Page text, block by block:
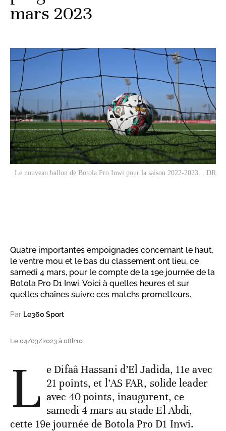
mars 2023
Le nouveau ballon de Botola Pro Inwi pour la saison 2022-2023. . DR
Quatre importantes empoignades concernant le haut,
le ventre mou et le bas du classement ont lieu, ce
samedi 4 mars, pour le compte de la 19e journée de la
Botola Pro D1 Inwi. Voici à quelles heures et sur
quelles chaînes suivre ces matchs prometteurs.
Par Le360 Sport
Le 04/03/2023 à 08h10
L e Difaâ Hassani d’El Jadida, 11e avec
21 points, et l’AS FAR, solide leader
avec 40 points, inaugurent, ce
samedi 4 mars au stade El Abdi,
cette 19e journée de Botola Pro D1 Inwi.